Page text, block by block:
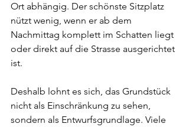
Ort abhängig. Der schönste Sitzplatz
nützt wenig, wenn er ab dem
Nachmittag komplett im Schatten liegt
oder direkt auf die Strasse ausgerichtet
ist.
Deshalb lohnt es sich, das Grundstück
nicht als Einschränkung zu sehen,
sondern als Entwurfsgrundlage. Viele